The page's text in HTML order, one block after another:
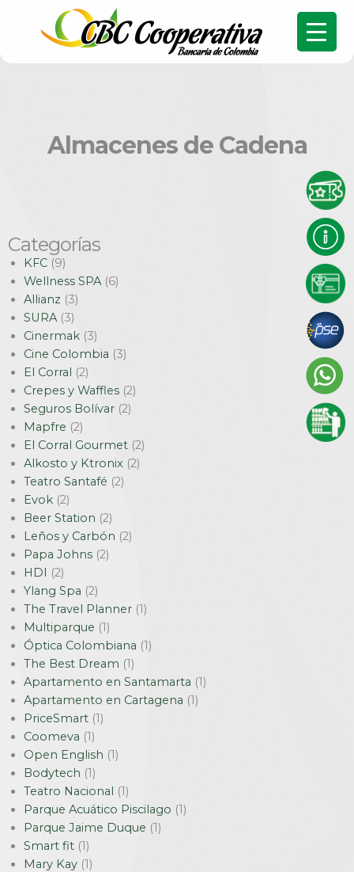
Almacenes de Cadena
Categorías
KFC (9)
Wellness SPA(6)
Allianz (3)
SURA(3)
Cinermak (3)
Cine Colombia (3)
El Corral (2)
Crepes y Waffles (2)
Seguros Bolívar (2)
Mapfre (2)
El Corral Gourmet (2)
Alkosto y Ktronix (2)
Teatro Santafé (2)
Evok (2)
Beer Station (2)
Leños y Carbón (2)
Papa Johns (2)
HDI (2)
Ylang Spa (2)
The Travel Planner (1)
Multiparque (1)
Óptica Colombiana (1)
The Best Dream (1)
Apartamento en Santamarta (1)
Apartamento en Cartagena (1)
PriceSmart (1)
Coomeva (1)
Open English (1)
Bodytech (1)
Teatro Nacional (1)
Parque Acuático Piscilago (1)
Parque Jaime Duque (1)
Smart fit (1)
Mary Kay (1)